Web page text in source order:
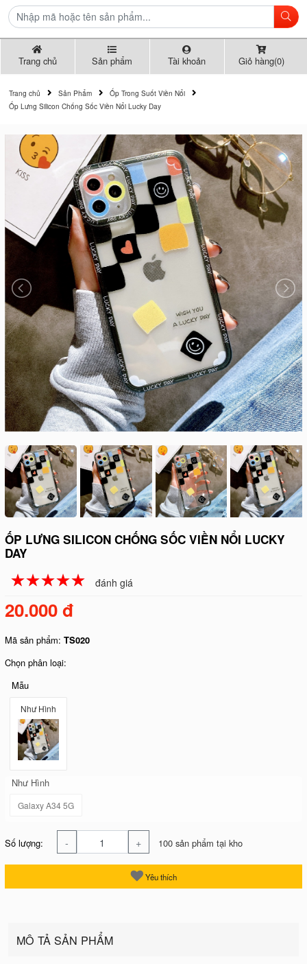
Trang chủ Sản phẩm Tài khoản Giỏ hàng(0)
Trang chủ Sản Phẩm
Ốp Trong Suốt Viền Nổi
Ốp Lưng Silicon Chống Sốc Viền Nổi Lucky Day
ỐP LƯNG SILICON CHỐNG SỐC VIỀN NỔI LUCKY
DAY
☆☆☆☆☆
★★★★★ đánh giá
20.000 đ
Mã sản phẩm:TS020
Chọn phân loại:
Mẫu
Như Hình
Như Hình
Galaxy A34 5G
Số lượng: - + 100 sản phẩm tại kho
Yêu thích
MÔ TẢ SẢN PHẨM